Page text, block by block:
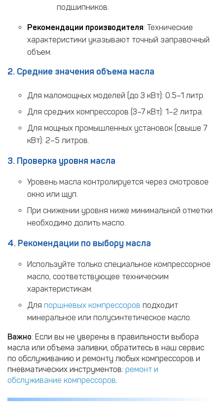
подшипников.
Рекомендации производителя: Технические
характеристики указывают точный заправочный
объем.
2. Средние значения объема масла
Для маломощных моделей (до 3 кВт): 0.5–1 литр.
Для средних компрессоров (3–7 кВт): 1–2 литра.
Для мощных промышленных установок (свыше 7
кВт): 2–5 литров.
3. Проверка уровня масла
Уровень масла контролируется через смотровое
окно или щуп.
При снижении уровня ниже минимальной отметки
необходимо долить масло.
4. Рекомендации по выбору масла
Используйте только специальное компрессорное
масло, соответствующее техническим
характеристикам.
Для поршневых компрессоров подходит
минеральное или полусинтетическое масло.
Важно: Если вы не уверены в правильности выбора
масла или объема заливки, обратитесь в наш сервис
по обслуживанию и ремонту любых компрессоров и
пневматических инструментов: ремонт и
обслуживание компрессоров.